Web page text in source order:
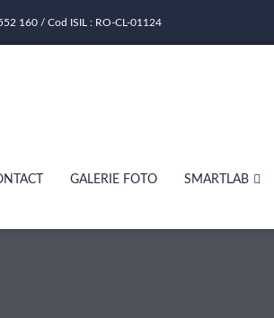
160 / Cod ISIL : RO-CL-01124
GALERIE FOTO SMARTLAB